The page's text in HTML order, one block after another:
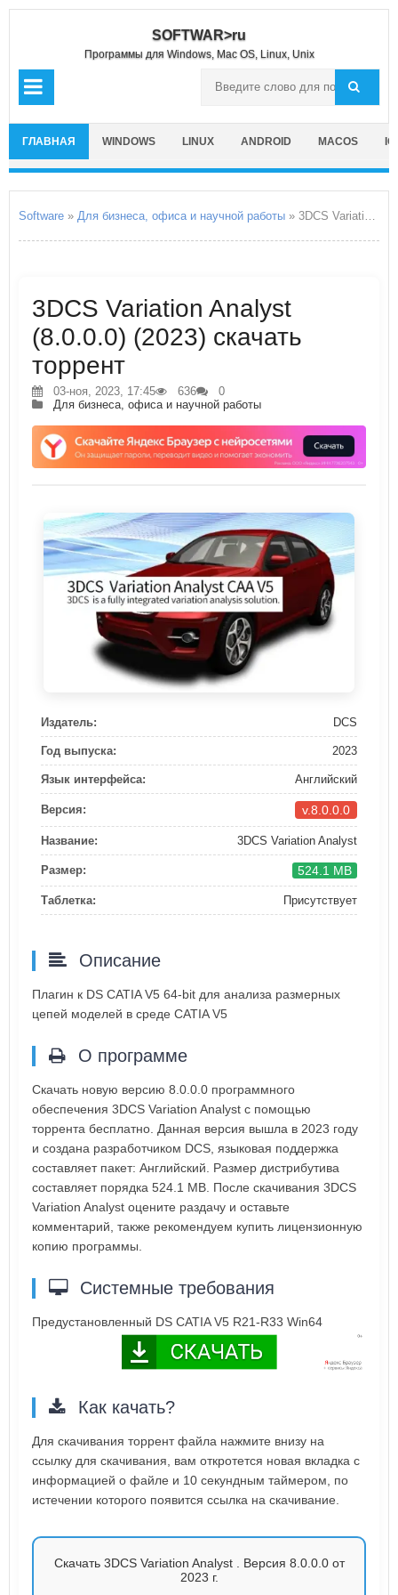
SOFTWAR>ru
Программы для Windows, Mac OS, Linux, Unix
ГЛАВНАЯ WINDOWS LINUX ANDROID MACOS
Software » Для бизнеса, офиса и научной работы » 3DCS Variation Analyst
3DCS Variation Analyst
(8.0.0.0) (2023) скачать
торрент
03-ноя, 2023, 17:45 636
0
Для бизнеса, офиса и научной работы
Издатель: DCS
Год выпуска: 2023
Язык интерфейса: Английский
Версия: v.8.0.0.0
Название: 3DCS Variation Analyst
Размер: 524.1 MB
Таблетка: Присутствует
Описание
Плагин к DS CATIA V5 64-bit для анализа размерных
цепей моделей в среде CATIA V5
О программе
Скачать новую версию 8.0.0.0 программного
обеспечения 3DCS Variation Analyst с помощью
торрента бесплатно. Данная версия вышла в 2023 году
и создана разработчиком DCS, языковая поддержка
составляет пакет: Английский. Размер дистрибутива
составляет порядка 524.1 MB. После скачивания 3DCS
Variation Analyst оцените раздачу и оставьте
комментарий, также рекомендуем купить лицензионную
копию программы.
Системные требования
Предустановленный DS CATIA V5 R21-R33 Win64
Как качать?
Для скачивания торрент файла нажмите внизу на
ссылку для скачивания, вам откротется новая вкладка с
информацией о файле и 10 секундным таймером, по
истечении которого появится ссылка на скачивание.
Скачать 3DCS Variation Analyst . Версия 8.0.0.0 от
2023 г.